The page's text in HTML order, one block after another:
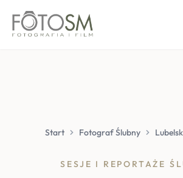
Start Fotograf Ślubny
SESJE I REPORTAŻE